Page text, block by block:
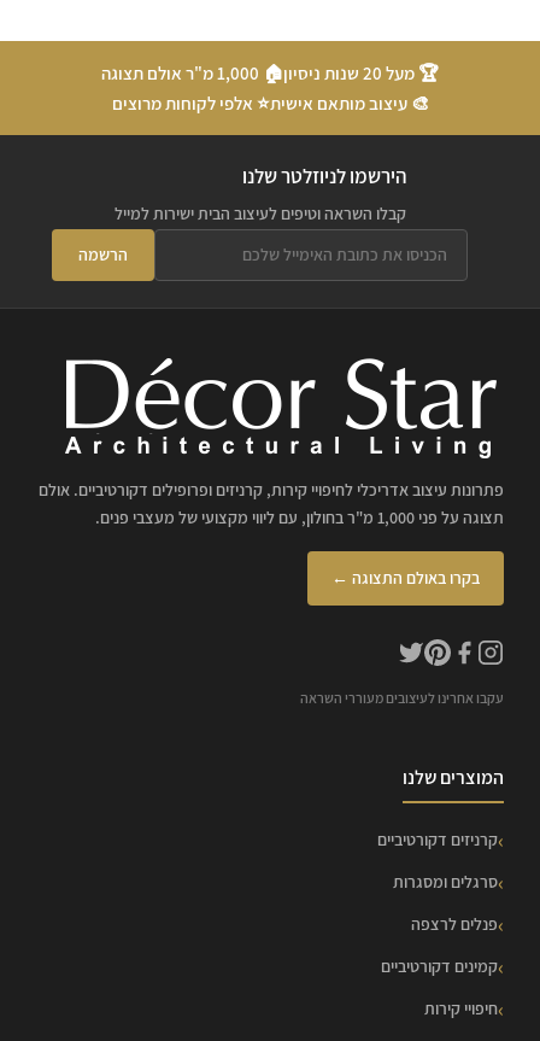
🏆 מעל 20 שנות ניסיון
🏠 1,000 מ"ר אולם תצוגה
🎨 עיצוב מותאם אישית⭐ אלפי לקוחות מרוצים
הירשמו לניוזלטר שלנו
קבלו השראה וטיפים לעיצוב הבית ישירות למייל
הרשמה
פתרונות עיצוב אדריכלי לחיפויי קירות, קרניזים ופרופילים דקורטיביים. אולם
תצוגה על פני 1,000 מ"ר בחולון, עם ליווי מקצועי של מעצבי פנים.
בקרו באולם התצוגה ←
עקבו אחרינו לעיצובים מעוררי השראה
המוצרים שלנו
קרניזים דקורטיביים
סרגלים ומסגרות
פנלים לרצפה
קמינים דקורטיביים
חיפויי קירות